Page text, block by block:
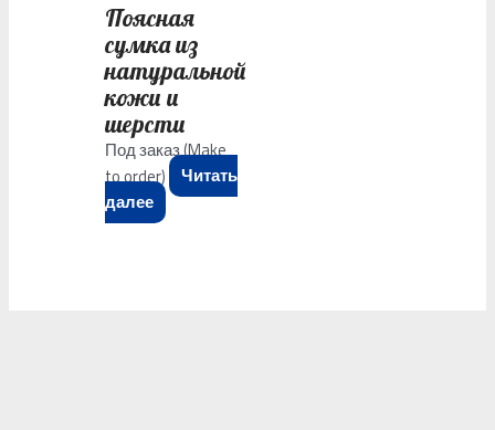
Поясная
сумка из
натуральной
кожи и
шерсти
Под заказ (Make
to order)
Читать
далее